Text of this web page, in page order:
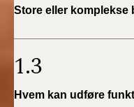
2020)
2019)
Store eller komplekse
1.3
Hvem kan udføre